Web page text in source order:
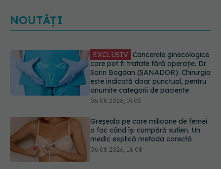
NOUTĂȚI
Greșeala pe care milioane de femei
o fac când își cumpără sutien. Un
medic explică metoda corectă
06.08.2026, 18:08
temporar în farmacii. ANMDMR
explică de ce a luat măsura
06.08.2026, 16:37